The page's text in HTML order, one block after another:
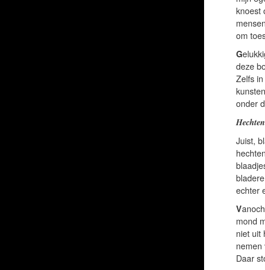
knoest
om
G
deze
Zelfs
onder
Hechten
Juist,
echter
V
mond
niet uit
nemen
Daar